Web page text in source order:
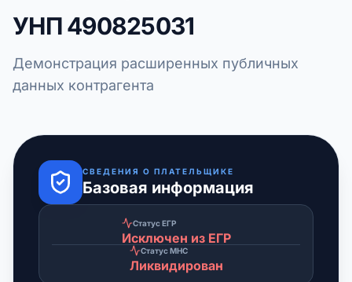
УНП490825031
Демонстрация расширенных публичных
данных контрагента
СВЕДЕНИЯ О ПЛАТЕЛЬЩИКЕ
Базовая информация
Статус ЕГР
Исключен из ЕГР
Статус МНС
Ликвидирован